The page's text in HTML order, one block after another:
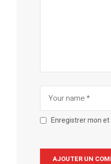
Enregistrer mon